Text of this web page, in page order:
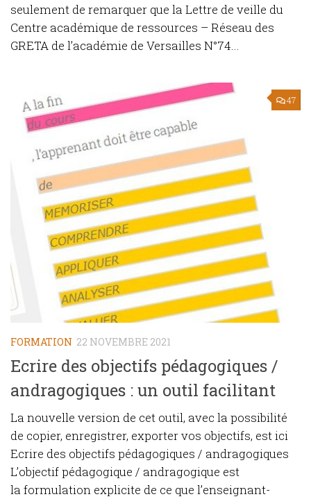
seulement de remarquer que la Lettre de veille du
Centre académique de ressources – Réseau des
GRETA de l’académie de Versailles N°74...
47
FORMATION 22 NOVEMBRE 2021
Ecrire des objectifs pédagogiques /
andragogiques : un outil facilitant
La nouvelle version de cet outil, avec la possibilité
de copier, enregistrer, exporter vos objectifs, est ici
Ecrire des objectifs pédagogiques / andragogiques
L’objectif pédagogique / andragogique est
la formulation explicite de ce que l’enseignant-